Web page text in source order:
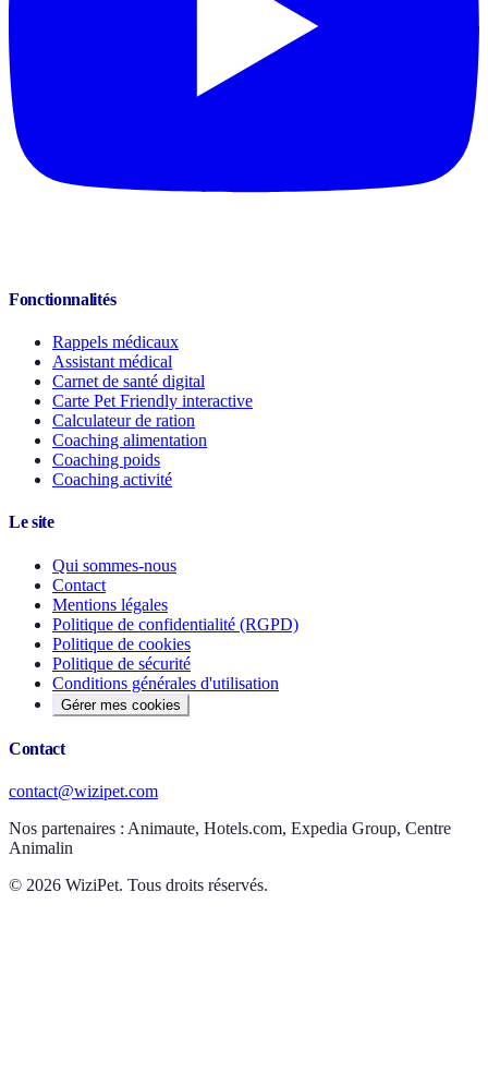
Fonctionnalités
Rappels médicaux
Assistant médical
Carnet de santé digital
Carte Pet Friendly interactive
Calculateur de ration
Coaching alimentation
Coaching poids
Coaching activité
Le site
Qui sommes-nous
Contact
Mentions légales
Politique de confidentialité (RGPD)
Politique de cookies
Politique de sécurité
Conditions générales d'utilisation
Gérer mes cookies
Contact
contact@wizipet.com
Nos partenaires : Animaute, Hotels.com, Expedia Group, Centre
Animalin
© 2026 WiziPet. Tous droits réservés.